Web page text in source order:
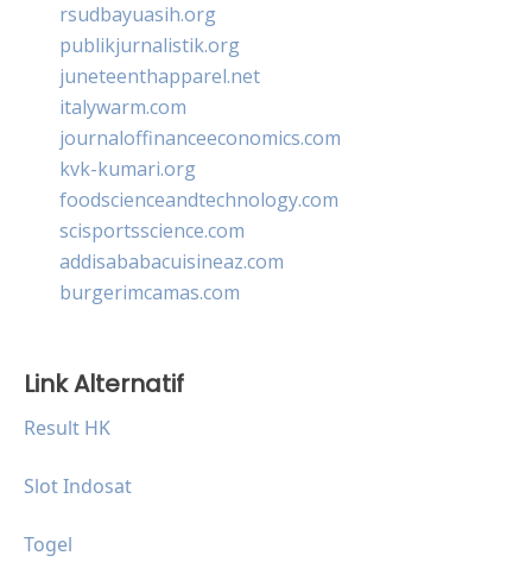
rsudbayuasih.org
publikjurnalistik.org
juneteenthapparel.net
italywarm.com
journaloffinanceeconomics.com
kvk-kumari.org
foodscienceandtechnology.com
scisportsscience.com
addisababacuisineaz.com
burgerimcamas.com
Link Alternatif
Result HK
Slot Indosat
Togel